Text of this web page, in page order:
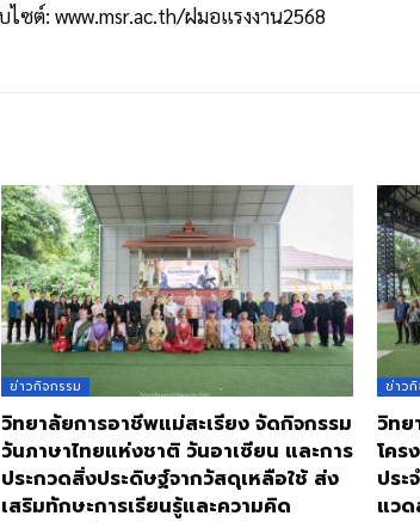
ไซต์: www.msr.ac.th/ฝมอแรงงาน2568
ข่าวกิจกรรม
วิทยาลัยการอาชีพแม่สะเรียง จัดกิจกรรม
วันภาษาไทยแห่งชาติ วันอาเซียน และการ
ประกวดสิ่งประดิษฐ์จากวัสดุเหลือใช้ ส่ง
เสริมทักษะการเรียนรู้และความคิด
ข่าวกิ
วิทย
โคร
ประ
แวด